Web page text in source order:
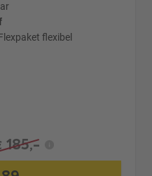
flexibel
185,-